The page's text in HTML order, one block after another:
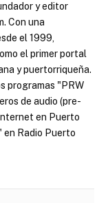
y editor
Con una
el 1999,
el primer portal
y puertorriqueña.
programas "PRW
de audio (pre-
en Puerto
en Radio Puerto